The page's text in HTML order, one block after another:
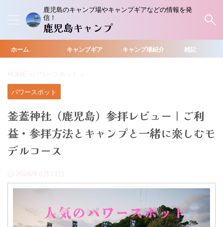
鹿児島のキャンプ場やキャンプギアなどの情報を発
信！
鹿児島キャンプ
ホーム キャンプギア キャンプ場紹介 雑記
HOME > パワースポット >
パワースポット
釜蓋神社（鹿児島）参拝レビュー｜ご利
益・参拝方法とキャンプと一緒に楽しむモ
デルコース
2026年6月13日